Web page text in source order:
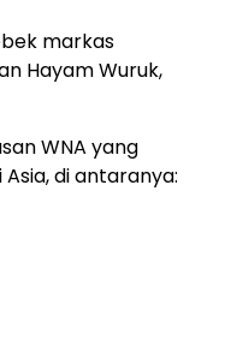
markas
Hayam Wuruk,
WNA yang
di antaranya: